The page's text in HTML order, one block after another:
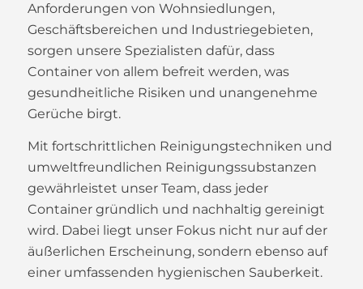
Anforderungen von Wohnsiedlungen,
Geschäftsbereichen und Industriegebieten,
sorgen unsere Spezialisten dafür, dass
Container von allem befreit werden, was
gesundheitliche Risiken und unangenehme
Gerüche birgt.
Mit fortschrittlichen Reinigungstechniken und
umweltfreundlichen Reinigungssubstanzen
gewährleistet unser Team, dass jeder
Container gründlich und nachhaltig gereinigt
wird. Dabei liegt unser Fokus nicht nur auf der
äußerlichen Erscheinung, sondern ebenso auf
einer umfassenden hygienischen Sauberkeit.